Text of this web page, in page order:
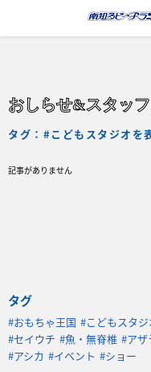
おしらせ&スタッ
タグ：#こどもスタジオを
記事がありません
タグ
#おもちゃ王国 #こどもスタジ
#セイウチ #魚・無脊椎 #アザ
#アシカ #イベント #ショー